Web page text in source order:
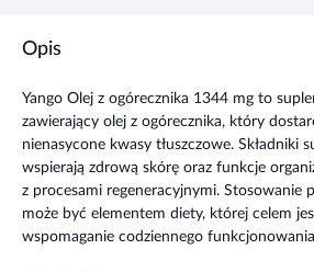
Opis
Yango Olej z ogórecznika 1344 mg to
zawierający olej z ogórecznika, który
nienasycone kwasy tłuszczowe. Składniki
wspierają zdrową skórę oraz funkcje
z procesami regeneracyjnymi. Stosowanie
może być elementem diety, której celem
wspomaganie codziennego